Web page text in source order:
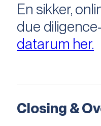
En sikker,
due
datarum her.
Closing &